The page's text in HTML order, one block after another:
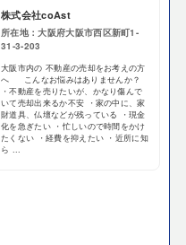
株式会社coAst
所在地：大阪府大阪市西区新町1-
31-3-203
大阪市内の 不動産の売却をお考えの方
へ こんなお悩みはありませんか？
・不動産を売りたいが、かなり傷んで
いて売却出来るか不安 ・家の中に、家
財道具、仏壇などが残っている ・現金
化を急ぎたい ・忙しいので時間をかけ
たくない ・経費を抑えたい ・近所に知
ら ...